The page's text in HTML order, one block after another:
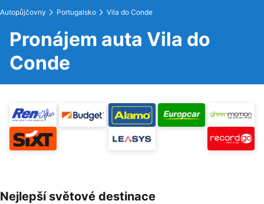
Autopůjčovny Portugalsko Vila do Conde
Pronájem auta Vila do
Conde
Nejlepší světové destinace